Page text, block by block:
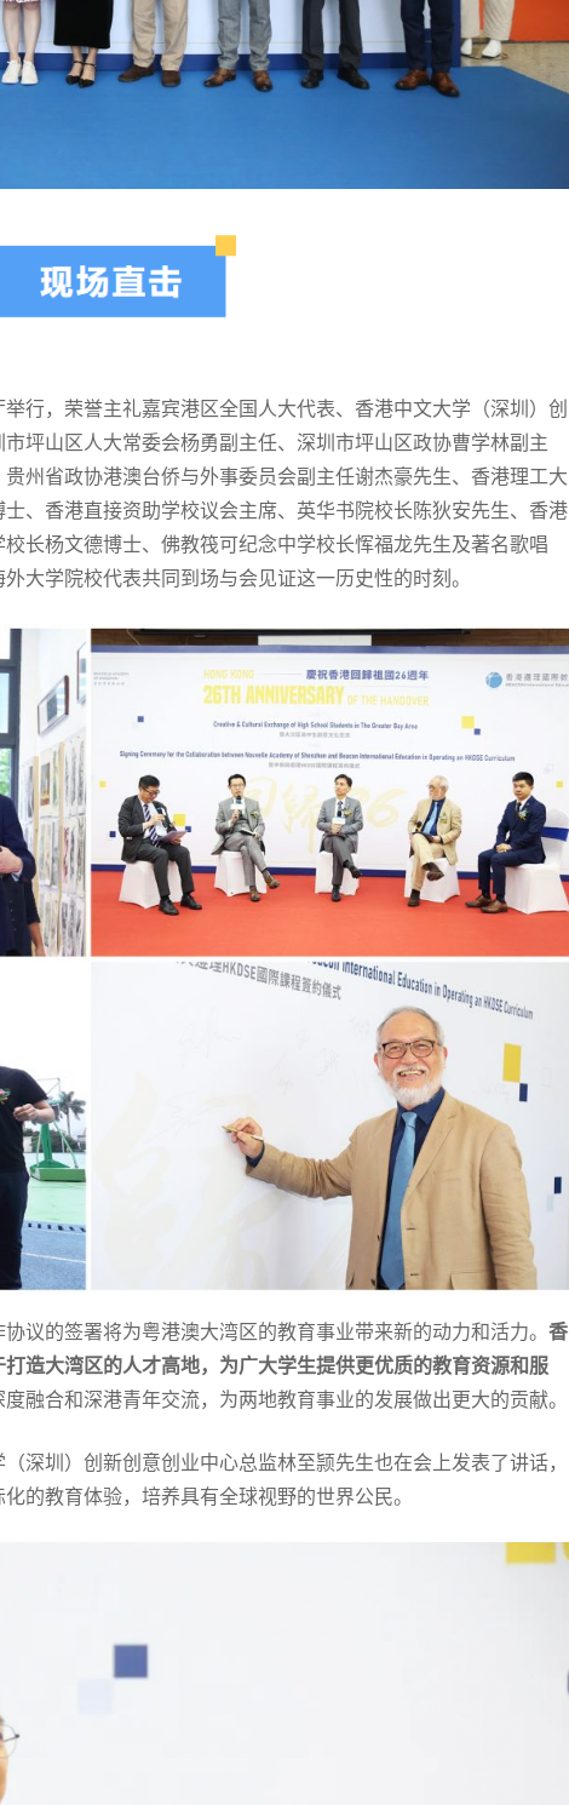
行，荣誉主礼嘉宾港区全国人大代表、香港中文大学（深圳）创
坪山区人大常委会杨勇副主任、深圳市坪山区政协曹学林副主
州省政协港澳台侨与外事委员会副主任谢杰豪先生、香港理工大
、香港直接资助学校议会主席、英华书院校长陈狄安先生、香港
长杨文德博士、佛教筏可纪念中学校长恽福龙先生及著名歌唱
大学院校代表共同到场与会见证这一历史性的时刻。
议的签署将为粤港澳大湾区的教育事业带来新的动力和活力。 香
造大湾区的人才高地，为广大学生提供更优质的教育资源和服
融合和深港青年交流，为两地教育事业的发展做出更大的贡献。
深圳）创新创意创业中心总监林至颕先生也在会上发表了讲话，
的教育体验，培养具有全球视野的世界公民。